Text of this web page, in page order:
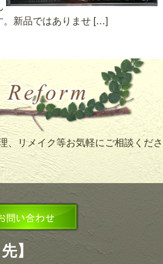
。新品ではありませ […]
、リメイク等お気軽にご相談くださ
】